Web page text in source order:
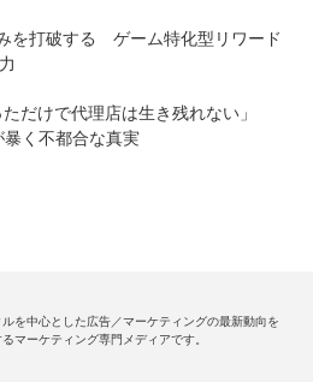
を打破する ゲーム特化型リワード
ただけで代理店は生き残れない」
く不都合な真実
を中心とした広告／マーケティングの最新動向を
マーケティング専門メディアです。